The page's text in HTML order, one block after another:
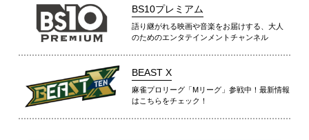
BS10プレミアム
語り継がれる映画や音楽をお届けする、大人
のためのエンタテインメントチャンネル
BEAST X
麻雀プロリーグ「Mリーグ」参戦中！最新情報
はこちらをチェック！